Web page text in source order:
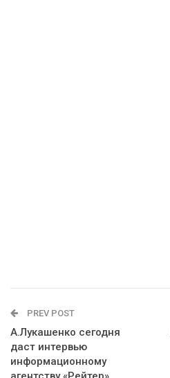
PREV POST
А.Лукашенко сегодня
даст интервью
информационному